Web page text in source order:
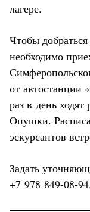
лагере.
Чтобы
необходимо
от автостанции
раз в день
Опушки.
эскурсантов
Задать
+7 978 849-08-94.